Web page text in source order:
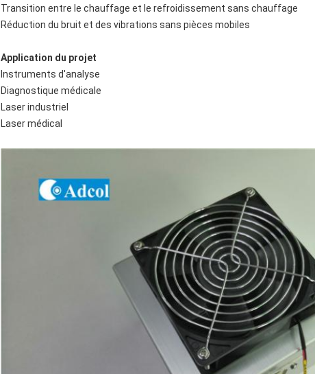
Transition entre le chauffage et le refroidissement sans chauffage
Réduction du bruit et des vibrations sans pièces mobiles
Application du projet
Instruments d'analyse
Diagnostique médicale
Laser industriel
Laser médical